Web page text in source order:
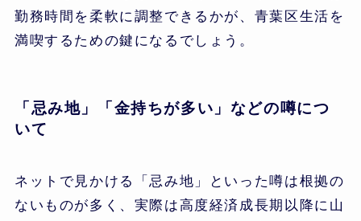
勤務時間を柔軟に調整できるかが、青葉区生活を
満喫するための鍵になるでしょう。
「忌み地」「金持ちが多い」などの噂につ
いて
ネットで見かける「忌み地」といった噂は根拠の
ないものが多く、実際は高度経済成長期以降に山